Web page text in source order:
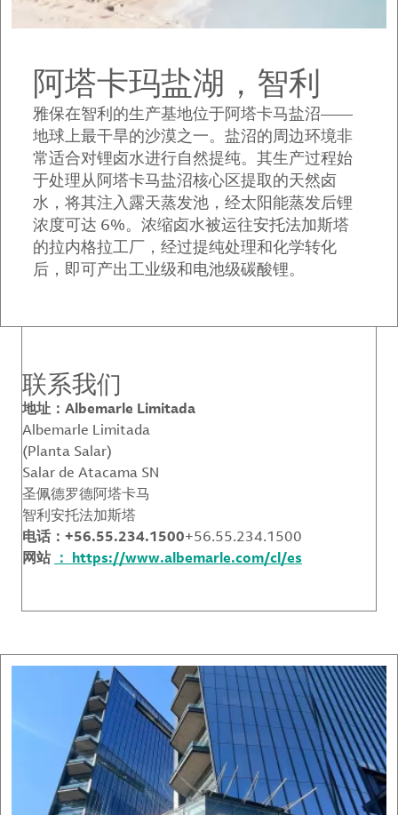
阿塔卡玛盐湖，智利
雅保在智利的生产基地位于阿塔卡马盐沼——
地球上最干旱的沙漠之一。盐沼的周边环境非
常适合对锂卤水进行自然提纯。其生产过程始
于处理从阿塔卡马盐沼核心区提取的天然卤
水，将其注入露天蒸发池，经太阳能蒸发后锂
浓度可达 6%。浓缩卤水被运往安托法加斯塔
的拉内格拉工厂，经过提纯处理和化学转化
后，即可产出工业级和电池级碳酸锂。
联系我们
地址：Albemarle Limitada
Albemarle Limitada
(Planta Salar)
Salar de Atacama SN
圣佩德罗德阿塔卡马
智利安托法加斯塔
电话：+56.55.234.1500+56.55.234.1500
网站 ： https://www.albemarle.com/cl/es